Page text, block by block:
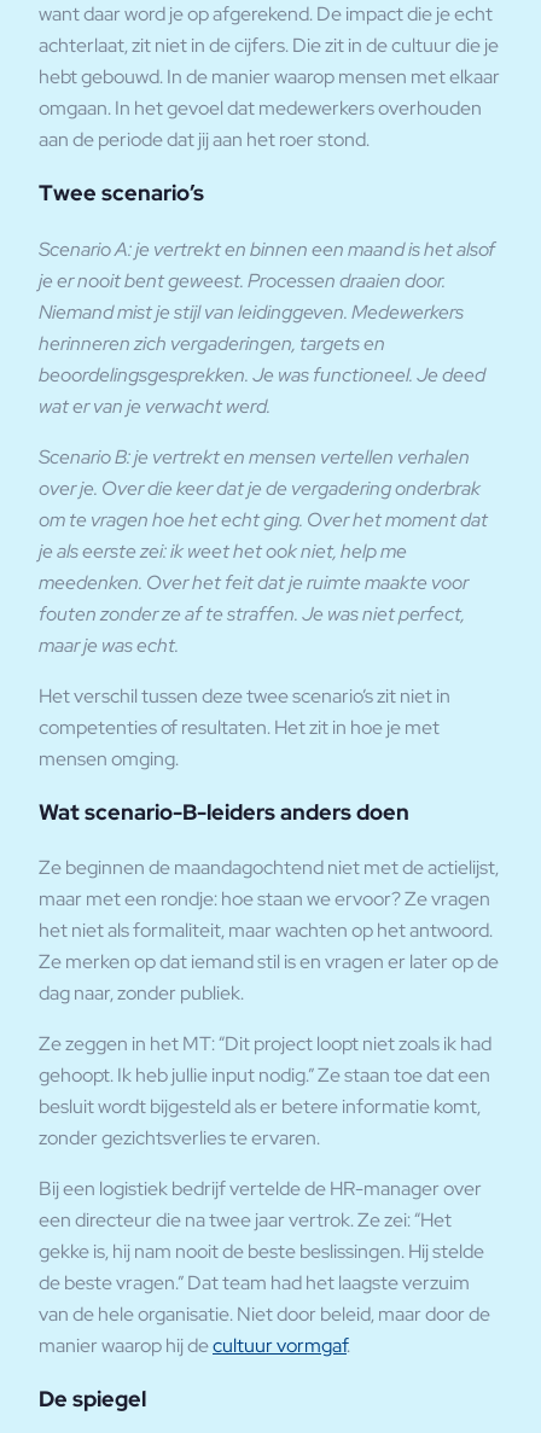
want daar word je op afgerekend. De impact die je echt
achterlaat, zit niet in de cijfers. Die zit in de cultuur die je
hebt gebouwd. In de manier waarop mensen met elkaar
omgaan. In het gevoel dat medewerkers overhouden
aan de periode dat jij aan het roer stond.
Twee scenario’s
Scenario A: je vertrekt en binnen een maand is het alsof
je er nooit bent geweest. Processen draaien door.
Niemand mist je stijl van leidinggeven. Medewerkers
herinneren zich vergaderingen, targets en
beoordelingsgesprekken. Je was functioneel. Je deed
wat er van je verwacht werd.
Scenario B: je vertrekt en mensen vertellen verhalen
over je. Over die keer dat je de vergadering onderbrak
om te vragen hoe het echt ging. Over het moment dat
je als eerste zei: ik weet het ook niet, help me
meedenken. Over het feit dat je ruimte maakte voor
fouten zonder ze af te straffen. Je was niet perfect,
maar je was echt.
Het verschil tussen deze twee scenario’s zit niet in
competenties of resultaten. Het zit in hoe je met
mensen omging.
Wat scenario-B-leiders anders doen
Ze beginnen de maandagochtend niet met de actielijst,
maar met een rondje: hoe staan we ervoor? Ze vragen
het niet als formaliteit, maar wachten op het antwoord.
Ze merken op dat iemand stil is en vragen er later op de
dag naar, zonder publiek.
Ze zeggen in het MT: “Dit project loopt niet zoals ik had
gehoopt. Ik heb jullie input nodig.” Ze staan toe dat een
besluit wordt bijgesteld als er betere informatie komt,
zonder gezichtsverlies te ervaren.
Bij een logistiek bedrijf vertelde de HR-manager over
een directeur die na twee jaar vertrok. Ze zei: “Het
gekke is, hij nam nooit de beste beslissingen. Hij stelde
de beste vragen.” Dat team had het laagste verzuim
van de hele organisatie. Niet door beleid, maar door de
manier waarop hij decultuur vormgaf.
De spiegel